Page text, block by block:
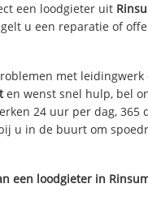
een loodgieter uit
u een reparatie of
met leidingwerk
en wenst snel hulp, bel
24 uur per dag, 365
u in de buurt om
een loodgieter in